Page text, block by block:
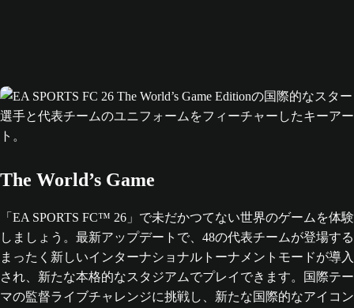
The World’s Game
「EA SPORTS FC™ 26」で未だかつてない世界のゲームを体験
しましょう。最新アップデートで、48の代表チームが登場する
まったく新しいインターナショナルトーナメントモードが導入
され、新たな本格的なスタジアムでプレイできます。国際テー
マの監督ライブチャレンジに挑戦し、新たな国際的なアイコン